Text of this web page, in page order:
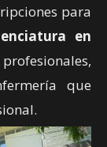
para
en
que